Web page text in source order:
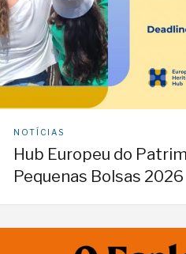
NOTÍCIAS
Hub Europeu do
Pequenas Bolsas 2026